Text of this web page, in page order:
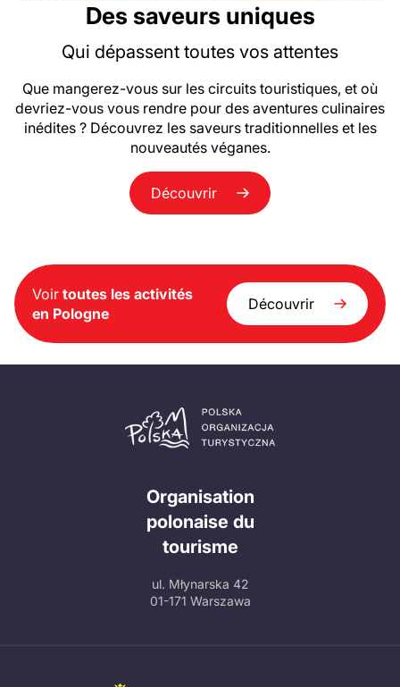
Des saveurs uniques
Qui dépassent toutes vos attentes
Que mangerez-vous sur les circuits touristiques, et où
devriez-vous vous rendre pour des aventures culinaires
inédites ? Découvrez les saveurs traditionnelles et les
nouveautés véganes.
Découvrir
Voir toutes les activités
en Pologne
Découvrir
Organisation
polonaise du
tourisme
ul. Młynarska 42
01-171 Warszawa